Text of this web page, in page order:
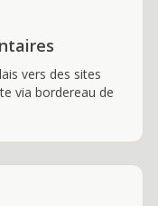
vers des sites
via bordereau de